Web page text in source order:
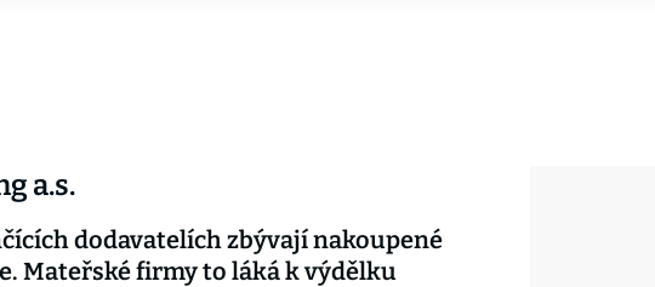
a.s.
dodavatelích zbývají nakoupené
Mateřské firmy to láká k výdělku